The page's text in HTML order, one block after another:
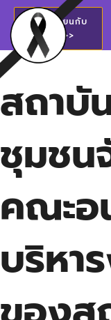
สมัครเรียนกับ
วชช.>>
สถาบั
ชุมชน
คณะอ
บริหา